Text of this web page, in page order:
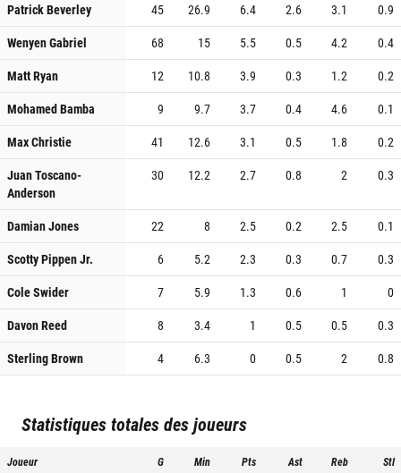
Patrick Beverley
45 26.9 6.4 2.6 3.1
0.9
Wenyen Gabriel
68 15 5.5 0.5 4.2
0.4
Matt Ryan
12 10.8 3.9 0.3 1.2
0.2
Mohamed Bamba
9 9.7 3.7 0.4 4.6
0.1
Max Christie
41 12.6 3.1 0.5 1.8
0.2
Juan Toscano-
Anderson
30 12.2 2.7 0.8 2 0.3
Damian Jones 22 8 2.5 0.2 2.5
0.1
Scotty Pippen Jr.
6 5.2 2.3 0.3 0.7
0.3
Cole Swider
7 5.9 1.3 0.6 1
0
Davon Reed
8 3.4 1 0.5 0.5
0.3
Sterling Brown
4 6.3 0 0.5 2 0.8
Statistiques totales des joueurs
Joueur G Min Pts Ast Reb Stl